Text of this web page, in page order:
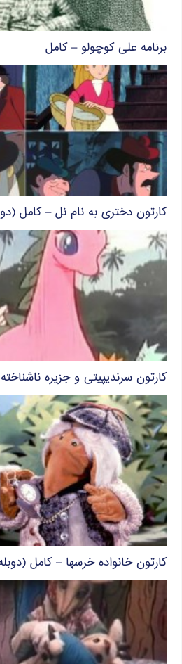
برنامه علی کوچولو – کامل
کارتون دختری به نام نل – کامل
کارتون سرندیپیتی و جزیره
کارتون خانواده خرسها – کامل